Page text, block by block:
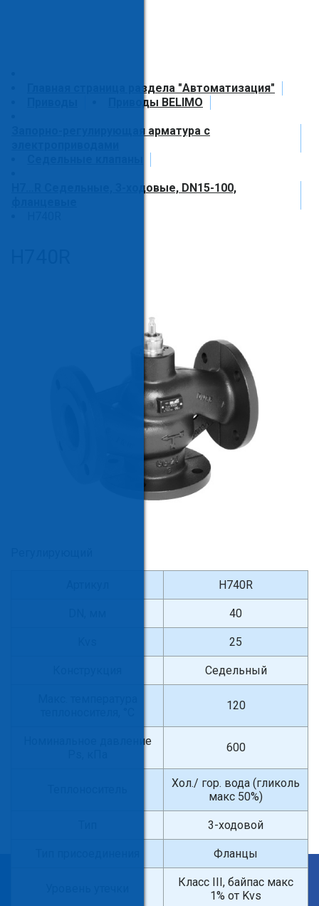
Главная страница раздела "Автоматизация"
Приводы BELIMO
Запорно-регулирующая арматура с
H7…R Седельные, 3-ходовые, DN15-100,
H740R
40
25
Седельный
120
Номинальное давление
600
Хол./ гор. вода (гликоль
макс 50%)
3-ходовой
Фланцы
Класс III, байпас макс
1% от Kvs